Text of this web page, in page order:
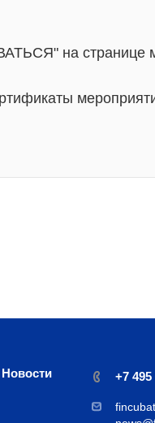
на странице
Новости +7 495